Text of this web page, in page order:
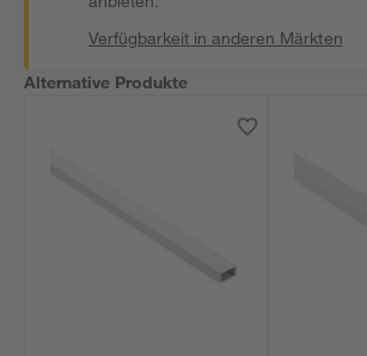
Verfügbarkeit in anderen Märkten
Alternative Produkte